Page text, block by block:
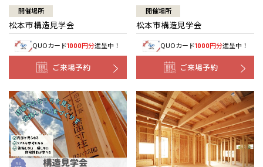
開催場所
松本市構造見学会
QUOカード1000円分進呈中！
ご来場予約
開催場所
松本市構造見学会
QUOカード1000円分進呈中！
ご来場予約